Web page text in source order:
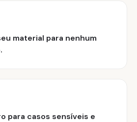
material para nenhum
para casos sensíveis e